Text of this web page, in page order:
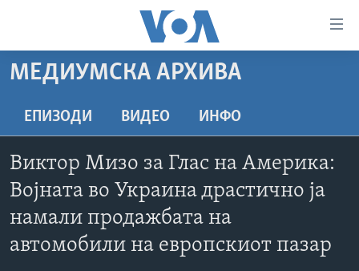
пристапност
содржина
Премини
до
страната
навигација
ДОМА
РУБРИКИ
МАКЕДОНИЈА
СВЕТ
ДОКУМЕНТАРЦИ
АРХИВИРАНА ПРОГРАМА
NEWSFLASH - АРХИВА
ВЕСТИ ОД САД ВО МИНУТА - АРХИВА
МЕДИУМСКА АРХИВА
ЕПИЗОДИ ВИДЕО ИНФО
Виктор Мизо за Глас на Америка:
Војната во Украина драстично ја
намали продажбата на
автомобили на европскиот пазар